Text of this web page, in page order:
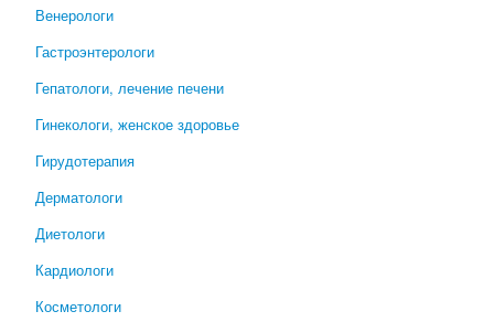
Венерологи
Гастроэнтерологи
Гепатологи, лечение печени
Гинекологи, женское здоровье
Гирудотерапия
Дерматологи
Диетологи
Кардиологи
Косметологи